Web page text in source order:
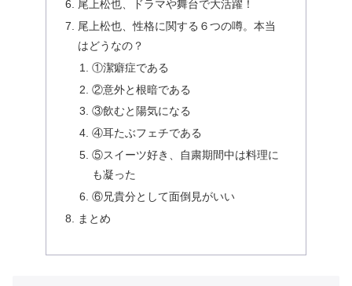
尾上松也、ドラマや舞台で大活躍！
尾上松也、性格に関する６つの噂。本当
はどうなの？
①潔癖症である
②意外と根暗である
③飲むと陽気になる
④耳たぶフェチである
⑤スイーツ好き、自粛期間中は料理に
も凝った
⑥兄貴分として面倒見がいい
まとめ